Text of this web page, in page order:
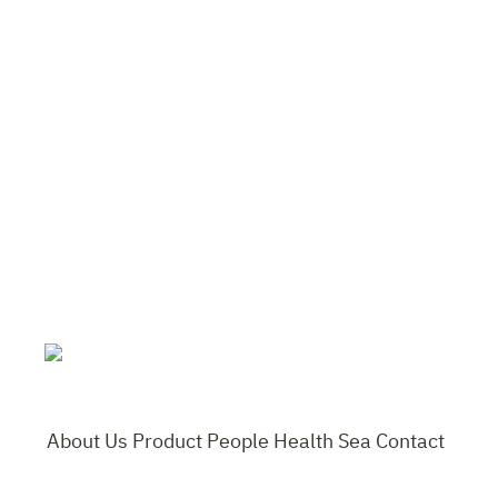
About Us ProductPeople Health Sea Contact